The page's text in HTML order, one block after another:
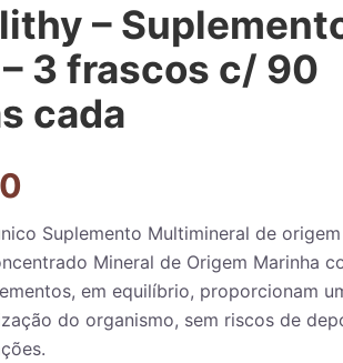
–
3 frascos c/ 90
cada
Suplemento Multimineral de
Mineral de Origem Marinha
em equilíbrio, proporcionam
do organismo, sem riscos de